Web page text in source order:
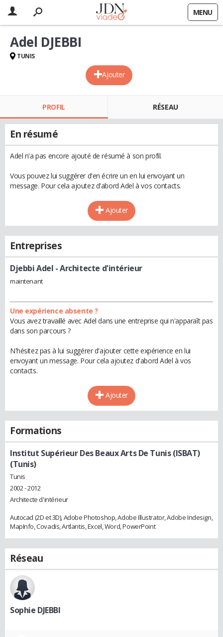
MENU
Ajouter
Adel DJEBBI
TUNIS
PROFIL RÉSEAU
En résumé
Adel n'a pas encore ajouté de résumé à son profil.
Vous pouvez lui suggérer d'en écrire un en lui envoyant un
message. Pour cela ajoutez d'abord Adel à vos contacts.
Ajouter
Entreprises
Djebbi Adel - Architecte d'intérieur
maintenant
Une expérience absente ?
Vous avez travaillé avec Adel dans une entreprise qui n'apparaît pas
dans son parcours ?
N'hésitez pas à lui suggérer d'ajouter cette expérience en lui
envoyant un message. Pour cela ajoutez d'abord Adel à vos
contacts.
Ajouter
Formations
Institut Supérieur Des Beaux Arts De Tunis (ISBAT)
(Tunis)
Tunis
2002 - 2012
Architecte d'intérieur
Autocad (2D et 3D), Adobe Photoshop, Adobe Illustrator, Adobe Indesign,
MapInfo, Covadis, Artlantis, Excel, Word, PowerPoint
Réseau
Sophie DJEBBI